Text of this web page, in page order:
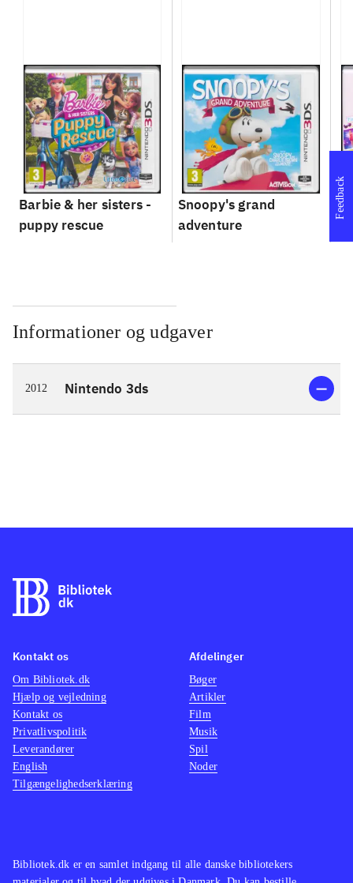
Barbie & her sisters -
puppy rescue
Snoopy's grand
adventure
Informationer og udgaver
2012 Nintendo 3ds
Feedback
Bibliotek.dk er en samlet indgang til alle danske bibliotekers
Kontakt os
Om Bibliotek.dk
Hjælp og vejledning
Kontakt os
Privatlivspolitik
Leverandører
English
Tilgængelighedserklæring
Afdelinger
Bøger
Artikler
Film
Musik
Spil
Noder